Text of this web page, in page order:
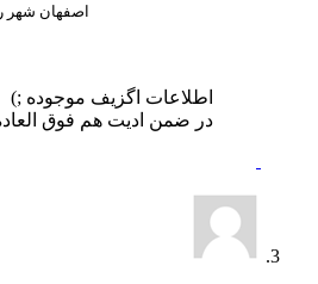
اصفهان شهر
اطلاعات اگزیف موجوده ;)
در ضمن ادیت هم فوق العاده